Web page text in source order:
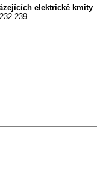
elektrické kmity.
239